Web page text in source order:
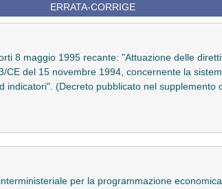
ERRATA-CORRIGE
8 maggio 1995 recante: "Attuazione delle
del 15 novembre 1994, concernente la
indicatori". (Decreto pubblicato nel supplemento
per la programmazione